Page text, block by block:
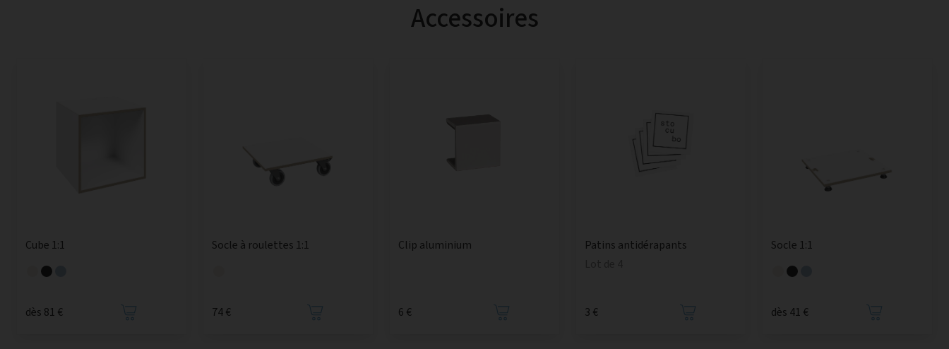
Accessoires
Cube 1:1
dès 81 €
Socle à roulettes 1:1
74 €
Clip aluminium
6 €
Patins antidérapants
3 €
Socle 1:1
dès 41 €